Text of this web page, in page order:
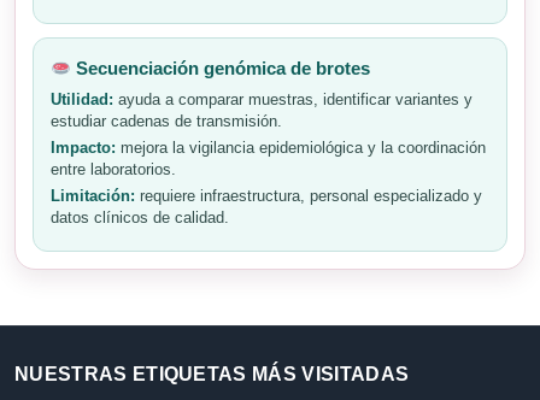
Secuenciación genómica de brotes
Utilidad: ayuda a comparar muestras, identificar variantes y
estudiar cadenas de transmisión.
Impacto: mejora la vigilancia epidemiológica y la coordinación
entre laboratorios.
Limitación: requiere infraestructura, personal especializado y
datos clínicos de calidad.
NUESTRAS ETIQUETAS MÁS VISITADAS